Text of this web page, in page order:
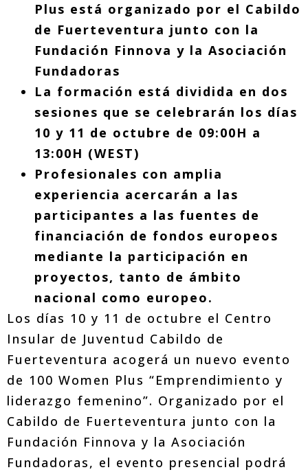
Plus está organizado por el Cabildo
de Fuerteventura junto con la
Fundación Finnova y la Asociación
Fundadoras
La formación está dividida en dos
sesiones que se celebrarán los días
10 y 11 de octubre de 09:00H a
13:00H (WEST)
Profesionales con amplia
experiencia acercarán a las
participantes a las fuentes de
financiación de fondos europeos
mediante la participación en
proyectos, tanto de ámbito
nacional como europeo.
Los días 10 y 11 de octubre el Centro
Insular de Juventud Cabildo de
Fuerteventura acogerá un nuevo evento
de 100 Women Plus “Emprendimiento y
liderazgo femenino”. Organizado por el
Cabildo de Fuerteventura junto con la
Fundación Finnova y la Asociación
Fundadoras, el evento presencial podrá